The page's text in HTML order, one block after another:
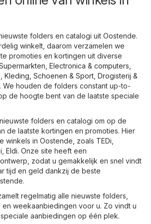
folders en catalogi uit Oostende.
winkelt, daarom verzamelen we
promoties en kortingen uit diverse
Electronica & computers
Kleding, Schoenen & Sport Drogisterij &
. We houden de folders constant up-to-
de hoogte bent van de laatste speciale
folders en catalogi om op de
de laatste kortingen en promoties. Hier
winkels in Oostende, zoals TEDi
Eldi. Onze site heeft een
zodat u gemakkelijk en snel vindt
tijd en geld dankzij de beste
regelmatig alle nieuwste folders,
weekaanbiedingen voor u. Zo vindt u
aanbiedingen op één plek.